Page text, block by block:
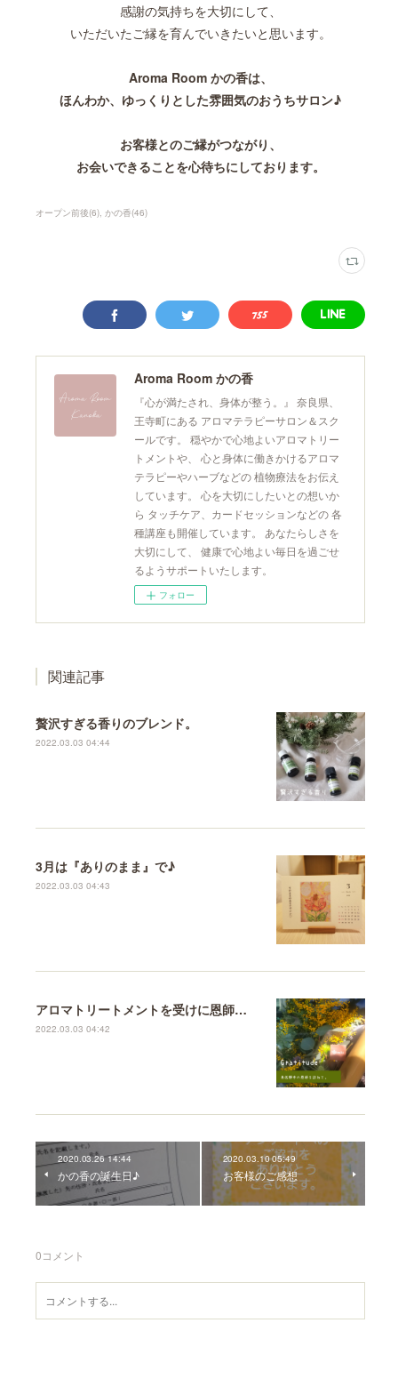
感謝の気持ちを大切にして、
いただいたご縁を育んでいきたいと思います。
Aroma Room かの香は、
ほんわか、ゆっくりとした雰囲気のおうちサロン♪
お客様とのご縁がつながり、
お会いできることを心待ちにしております。
オープン前後(6) かの香(46)
Aroma Room かの香
『心が満たされ、身体が整う。』 奈良県、
王寺町にある アロマテラピーサロン＆スク
ールです。 穏やかで心地よいアロマトリー
トメントや、 心と身体に働きかけるアロマ
テラピーやハーブなどの 植物療法をお伝え
しています。 心を大切にしたいとの想いか
ら タッチケア、カードセッションなどの 各
種講座も開催しています。 あなたらしさを
大切にして、 健康で心地よい毎日を過ごせ
るようサポートいたします。
フォロー
関連記事
贅沢すぎる香りのブレンド。
2022.03.03 04:44
3月は『ありのまま』で♪
2022.03.03 04:43
アロマトリートメントを受けに恩師のもとへ♪
2022.03.03 04:42
2020.03.26 14:44
かの香の誕生日♪
2020.03.10 05:49
お客様のご感想
0コメント